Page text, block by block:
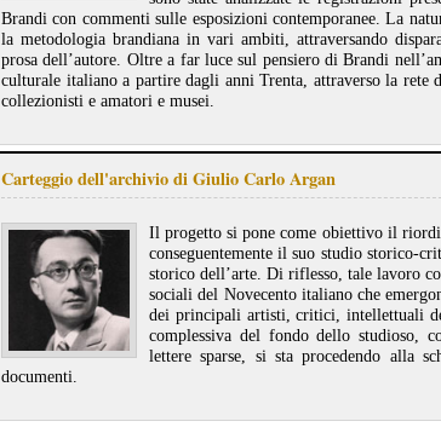
Brandi con commenti sulle esposizioni contemporanee. La
la metodologia brandiana in vari ambiti, attraversando
prosa dell’autore. Oltre a far luce sul pensiero di Brandi
culturale italiano a partire dagli anni Trenta, attraverso la
collezionisti e amatori e musei.
Carteggio dell'archivio di Giulio Carlo Argan
Il progetto si pone come obiettivo il
conseguentemente il suo studio storico-
storico dell’arte. Di riflesso, tale lavoro
sociali del Novecento italiano che
dei principali artisti, critici, intellettuali
complessiva del fondo dello studioso,
lettere sparse, si sta procedendo alla
documenti.